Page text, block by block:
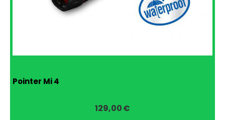
Pointer Mi 4
129,00€